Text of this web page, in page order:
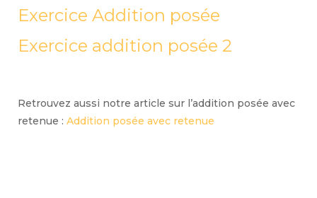
Exercice Addition posée
Exercice addition posée 2
Retrouvez aussi notre article sur l’addition posée avec
retenue : Addition posée avec retenue